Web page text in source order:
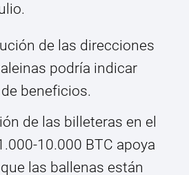
de las direcciones
podría indicar
beneficios.
de las billeteras en el
10.000 BTC apoya
que las ballenas están